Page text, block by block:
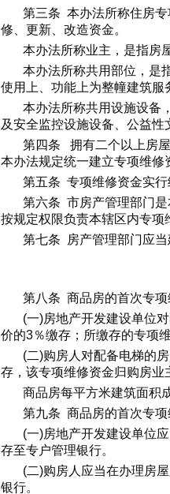
第三条 本办法所称住房
修、更新、改造资金。
本办法所称业主，是指房
本办法所称共用部位，是
使用上、功能上为整幢建筑服
本办法所称共用设施设备
及安全监控设施设备、公益性
第四条 拥有二个以上房
本办法规定统一建立专项维修
第五条 专项维修资金实行
第六条 市房产管理部门
按规定权限负责本辖区内专项
第七条 房产管理部门应当
第八条 商品房的首次专项
(一)房地产开发建设单位
价的3％缴存；所缴存的专项
(二)购房人对配备电梯的
存，该专项维修资金归购房业
商品房每平方米建筑面积
第九条 商品房的首次专项
(一)房地产开发建设单位
存至专户管理银行。
(二)购房人应当在办理房
银行。